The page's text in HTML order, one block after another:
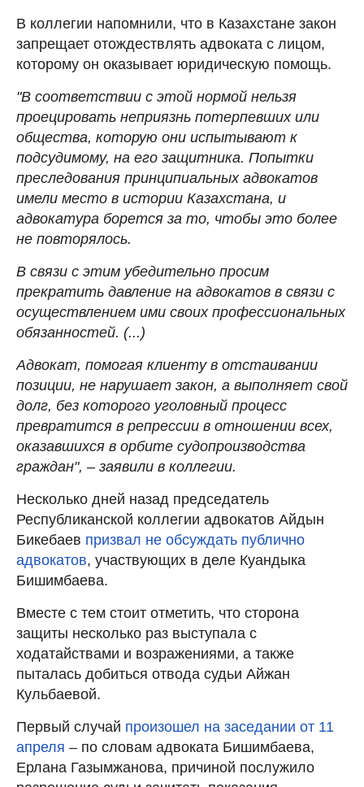
В коллегии напомнили, что в Казахстане закон
запрещает отождествлять адвоката с лицом,
которому он оказывает юридическую помощь.
"В соответствии с этой нормой нельзя
проецировать неприязнь потерпевших или
общества, которую они испытывают к
подсудимому, на его защитника. Попытки
преследования принципиальных адвокатов
имели место в истории Казахстана, и
адвокатура борется за то, чтобы это более
не повторялось.
В связи с этим убедительно просим
прекратить давление на адвокатов в связи с
осуществлением ими своих профессиональных
обязанностей. (...)
Адвокат, помогая клиенту в отстаивании
позиции, не нарушает закон, а выполняет свой
долг, без которого уголовный процесс
превратится в репрессии в отношении всех,
оказавшихся в орбите судопроизводства
граждан", – заявили в коллегии.
Несколько дней назад председатель
Республиканской коллегии адвокатов Айдын
Бикебаев призвал не обсуждать публично
адвокатов, участвующих в деле Куандыка
Бишимбаева.
Вместе с тем стоит отметить, что сторона
защиты несколько раз выступала с
ходатайствами и возражениями, а также
пыталась добиться отвода судьи Айжан
Кульбаевой.
Первый случай произошел на заседании от 11
апреля – по словам адвоката Бишимбаева,
Ерлана Газымжанова, причиной послужило